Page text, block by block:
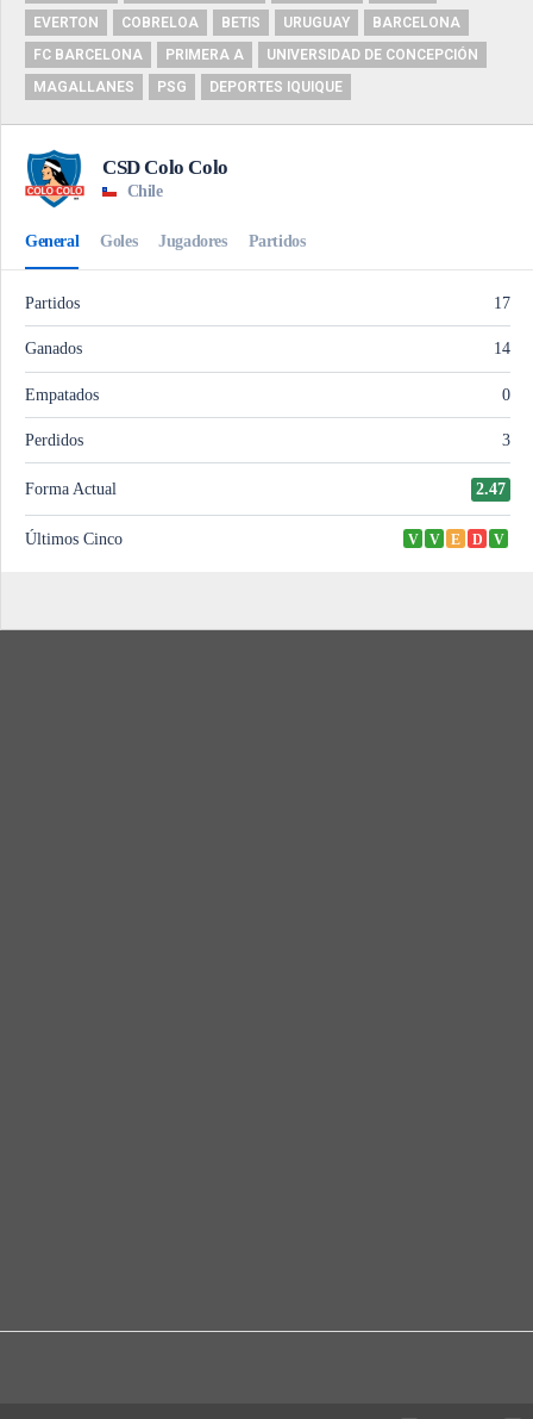
EVERTON
COBRELOA BETIS URUGUAY
BARCELONA
FC BARCELONA
PRIMERA A
UNIVERSIDAD DE CONCEPCIÓN
MAGALLANES
PSG DEPORTES IQUIQUE